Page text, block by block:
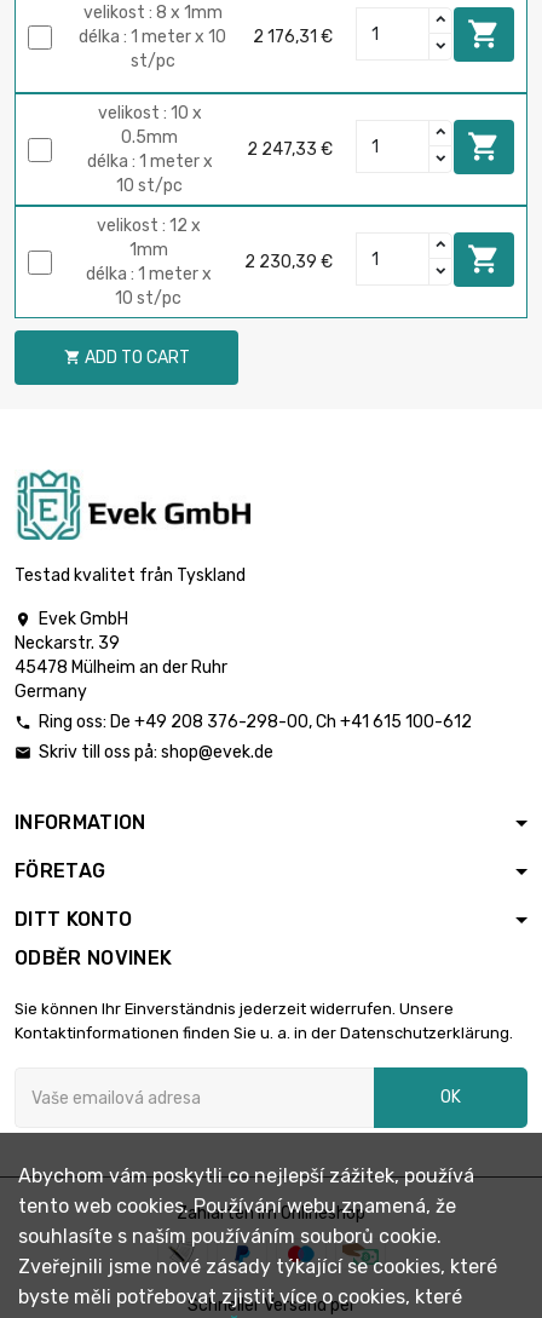
velikost : 8 x 1mm
délka : 1 meter x 10
st/pc
2 176,31 € 
velikost : 10 x
0.5mm
délka : 1 meter x
10 st/pc
2 247,33 € 
velikost : 12 x
1mm
délka : 1 meter x
10 st/pc
2 230,39 € 
 ADD TO CART
Testad kvalitet från Tyskland

Evek GmbH
Neckarstr. 39
45478 Mülheim an der Ruhr
Germany
 Ring oss: De +49 208 376-298-00, Ch +41 615 100-612
 Skriv till oss på: shop@evek.de
INFORMATION
FÖRETAG
DITT KONTO
ODBĚR NOVINEK
Sie können Ihr Einverständnis jederzeit widerrufen. Unsere
Kontaktinformationen finden Sie u. a. in der Datenschutzerklärung.
OK
Zahlarten im Onlineshop
Schneller Versand per
Abychom vám poskytli co nejlepší zážitek, používá
tento web cookies. Používání webu znamená, že
souhlasíte s naším používáním souborů cookie.
Zveřejnili jsme nové zásady týkající se cookies, které
byste měli potřebovat zjistit více o cookies, které